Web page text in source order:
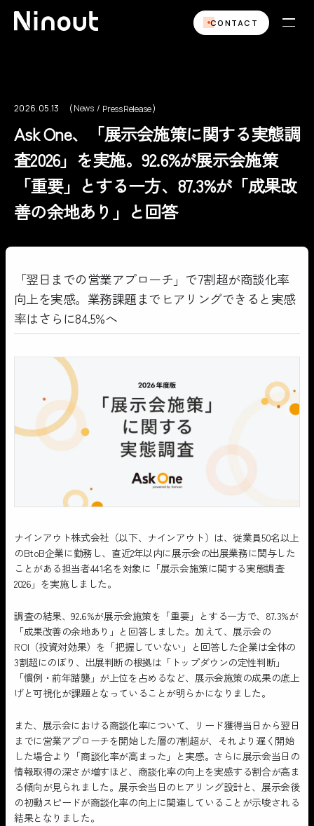
CONTACT
2026.05.13
News
Press Release
Ask One、「展示会施策に関する実態調
査2026」を実施。92.6%が展示会施策
「重要」とする一方、87.3%が「成果改
善の余地あり」と回答
「翌日までの営業アプローチ」で7割超が商談化率
向上を実感。業務課題までヒアリングできると実感
率はさらに84.5%へ
ナインアウト株式会社（以下、ナインアウト）は、従業員50名以上
のBtoB企業に勤務し、直近2年以内に展示会の出展業務に関与した
ことがある担当者441名を対象に「展示会施策に関する実態調査
2026」を実施しました。
調査の結果、92.6%が展示会施策を「重要」とする一方で、87.3%が
「成果改善の余地あり」と回答しました。加えて、展示会の
ROI（投資対効果）を「把握していない」と回答した企業は全体の
3割超にのぼり、出展判断の根拠は「トップダウンの定性判断」
「慣例・前年踏襲」が上位を占めるなど、展示会施策の成果の底上
げと可視化が課題となっていることが明らかになりました。
また、展示会における商談化率について、リード獲得当日から翌日
までに営業アプローチを開始した層の7割超が、それより遅く開始
した場合より「商談化率が高まった」と実感。さらに展示会当日の
情報取得の深さが増すほど、商談化率の向上を実感する割合が高ま
る傾向が見られました。展示会当日のヒアリング設計と、展示会後
の初動スピードが商談化率の向上に関連していることが示唆される
結果となりました。